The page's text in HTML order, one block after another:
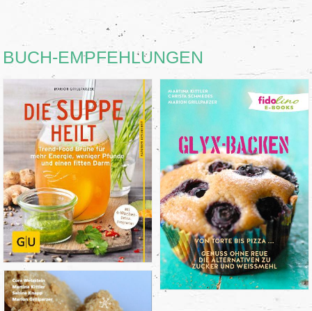
BUCH-EMPFEHLUNGEN